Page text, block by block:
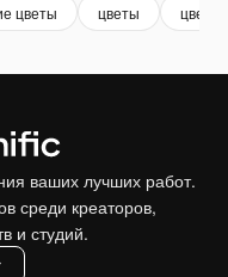
цветы цветы
ваших лучших работ.
среди креаторов,
и студий.